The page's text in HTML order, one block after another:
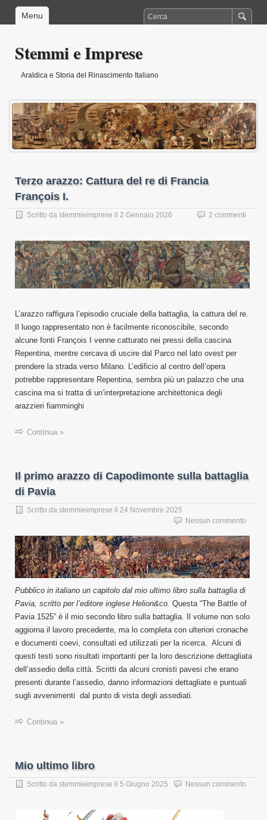
Menu
Stemmi e Imprese
Araldica e Storia del Rinascimento Italiano
Terzo arazzo: Cattura del re di Francia
François I.
Scritto da stemmieimprese il 2 Gennaio 2026 2 commenti
L’arazzo raffigura l’episodio cruciale della battaglia, la cattura del re.
Il luogo rappresentato non è facilmente riconoscibile, secondo
alcune fonti François I venne catturato nei pressi della cascina
Repentina, mentre cercava di uscire dal Parco nel lato ovest per
prendere la strada verso Milano. L’edificio al centro dell’opera
potrebbe rappresentare Repentina, sembra più un palazzo che una
cascina ma si tratta di un’interpretazione architettonica degli
arazzieri fiamminghi
Continua »
Il primo arazzo di Capodimonte sulla battaglia
di Pavia
Scritto da stemmieimprese il 24 Novembre 2025
Nessun commento
Pubblico in italiano un capitolo dal mio ultimo libro sulla battaglia di
Pavia, scritto per l’editore inglese Helion&co. Questa “The Battle of
Pavia 1525” è il mio secondo libro sulla battaglia. Il volume non solo
aggiorna il lavoro precedente, ma lo completa con ulteriori cronache
e documenti coevi, consultati ed utilizzati per la ricerca. Alcuni di
questi testi sono risultati importanti per la loro descrizione dettagliata
dell’assedio della città. Scritti da alcuni cronisti pavesi che erano
presenti durante l’assedio, danno informazioni dettagliate e puntuali
sugli avvenimenti dal punto di vista degli assediati.
Continua »
Mio ultimo libro
Scritto da stemmieimprese il 5 Giugno 2025 Nessun commento